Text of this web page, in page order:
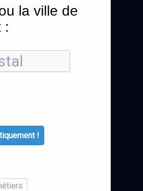
la ville de
:
!